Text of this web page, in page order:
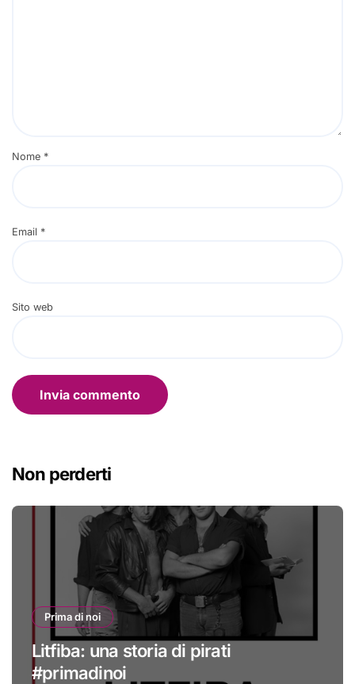
Nome *
Email *
Sito web
Non perderti
Prima di noi
Litfiba: una storia di pirati
#primadinoi